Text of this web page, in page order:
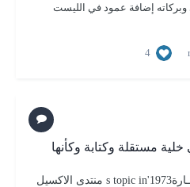
وبركاته إضافة عمود في الليست
4
مستقلة وكتابة وكأنها
's topic in
منتدى الاكسيل